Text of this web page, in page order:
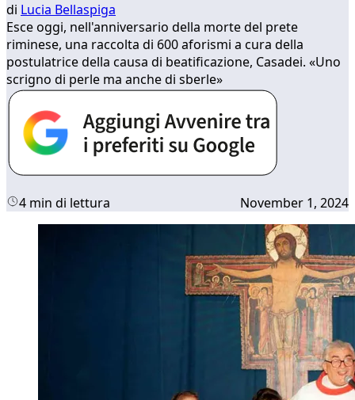
di Lucia Bellaspiga
Esce oggi, nell'anniversario della morte del prete
riminese, una raccolta di 600 aforismi a cura della
postulatrice della causa di beatificazione, Casadei. «Uno
scrigno di perle ma anche di sberle»
4 min di lettura November 1, 2024